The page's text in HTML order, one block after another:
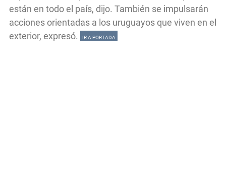
están en todo el país, dijo. También se impulsarán
acciones orientadas a los uruguayos que viven en el
exterior, expresó.
IR A PORTADA